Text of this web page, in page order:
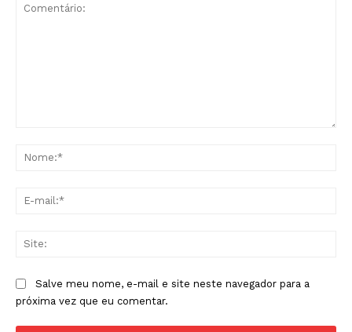
Salve meu nome, e-mail e site neste navegador para a
próxima vez que eu comentar.